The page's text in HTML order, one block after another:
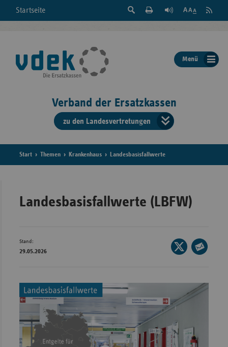
Startseite
Suche
der
Seite
Feed
Menü
Verband der Ersatzkassen
zu den Landesvertretungen
der
Start Themen Krankenhaus Landesbasisfallwerte
Landesbasisfallwerte (LBFW)
Stand:
29.05.2026
Seite
auf
E-